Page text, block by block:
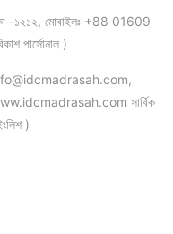
-১২১২, মোবাইলঃ +88 01609
পার্সোনাল )
সার্বিক
)